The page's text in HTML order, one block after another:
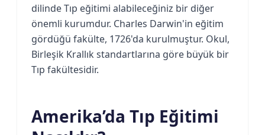
dilinde Tıp eğitimi alabileceğiniz bir diğer
önemli kurumdur. Charles Darwin'in eğitim
gördüğü fakülte, 1726'da kurulmuştur. Okul,
Birleşik Krallık standartlarına göre büyük bir
Tıp fakültesidir.
Amerika’da Tıp Eğitimi